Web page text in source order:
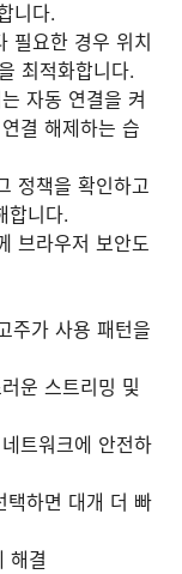
니다.
필요한 경우 위치
최적화합니다.
자동 연결을 켜
결 해제하는 습
정책을 확인하고
합니다.
브라우저 보안도
주가 사용 패턴을
운 스트리밍 및
트워크에 안전하
택하면 대개 더 빠
해결